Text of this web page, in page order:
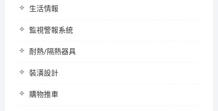
生活情報
監視警報系統
耐熱/隔熱器具
裝潢設計
購物推車